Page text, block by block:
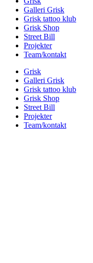
Galleri Grisk
Grisk tattoo klub
Grisk Shop
Street Bill
Projekter
Team/kontakt
Grisk
Galleri Grisk
Grisk tattoo klub
Grisk Shop
Street Bill
Projekter
Team/kontakt